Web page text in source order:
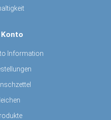
Konto
Information